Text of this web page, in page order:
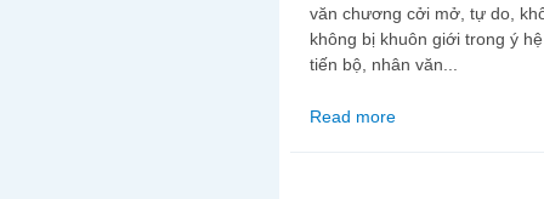
văn chương cởi mở, tự do,
không bị khuôn giới trong ý
tiến bộ, nhân văn...
Read more